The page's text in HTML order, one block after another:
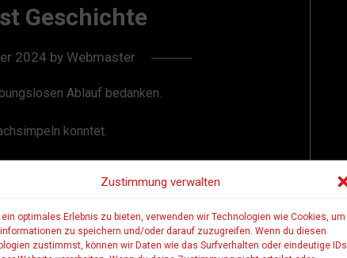
Zustimmung verwalten
optimales Erlebnis zu bieten, verwenden wir Technologien wie Cookies, um
zu speichern und/oder darauf zuzugreifen. Wenn du diesen
zustimmst, können wir Daten wie das Surfverhalten oder eindeutige IDs
Geschichte
2024 by Webmaster
Ablauf bedanken.
konntet.
vorher hergestellt.